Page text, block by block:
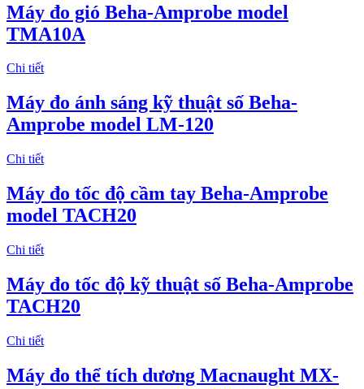
​Máy đo gió Beha-Amprobe model
TMA10A
Chi tiết
​Máy đo ánh sáng kỹ thuật số Beha-
Amprobe model LM-120
Chi tiết
Máy đo tốc độ cầm tay Beha-Amprobe
model TACH20
Chi tiết
Máy đo tốc độ kỹ thuật số Beha-Amprobe
TACH20
Chi tiết
Máy đo thể tích dương Macnaught MX-